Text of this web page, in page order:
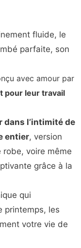
fluide, le
parfaite, son
avec amour par
pour leur travail
dans l’intimité de
entier, version
voire même
grâce à la
qui
printemps, les
votre vie de